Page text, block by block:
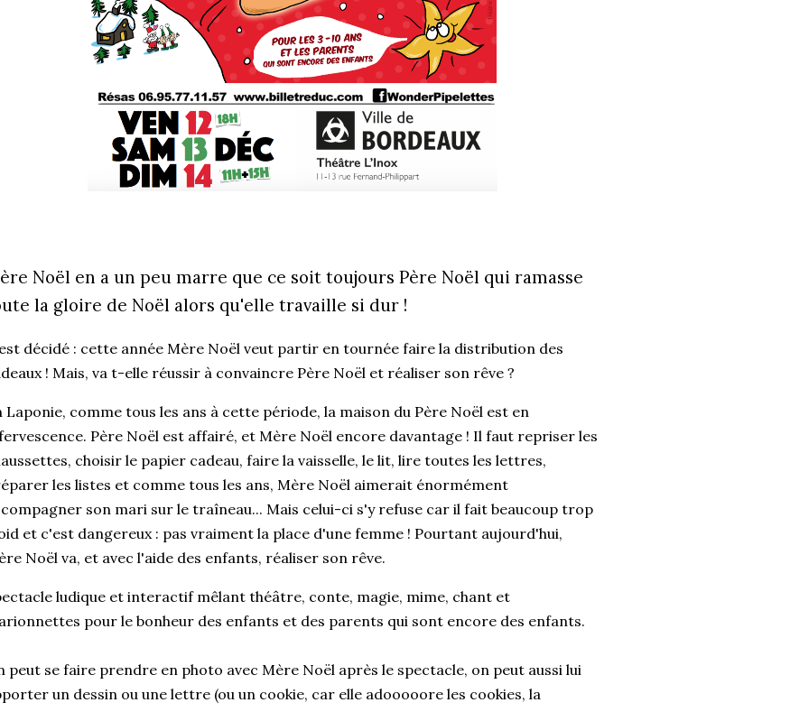
Noël en a un peu marre que ce soit toujours Père Noël qui ramasse
la gloire de Noël alors qu'elle travaille si dur !
décidé : cette année Mère Noël veut partir en tournée faire la distribution des
! Mais, va t-elle réussir à convaincre Père Noël et réaliser son rêve ?
Laponie, comme tous les ans à cette période, la maison du Père Noël est en
Père Noël est affairé, et Mère Noël encore davantage ! Il faut repriser les
choisir le papier cadeau, faire la vaisselle, le lit, lire toutes les lettres,
les listes et comme tous les ans, Mère Noël aimerait énormément
son mari sur le traîneau... Mais celui-ci s'y refuse car il fait beaucoup trop
et c'est dangereux : pas vraiment la place d'une femme ! Pourtant aujourd'hui,
Noël va, et avec l'aide des enfants, réaliser son rêve.
ludique et interactif mêlant théâtre, conte, magie, mime, chant et
pour le bonheur des enfants et des parents qui sont encore des enfants.
peut se faire prendre en photo avec Mère Noël après le spectacle, on peut aussi lui
un dessin ou une lettre (ou un cookie, car elle adooooore les cookies, la